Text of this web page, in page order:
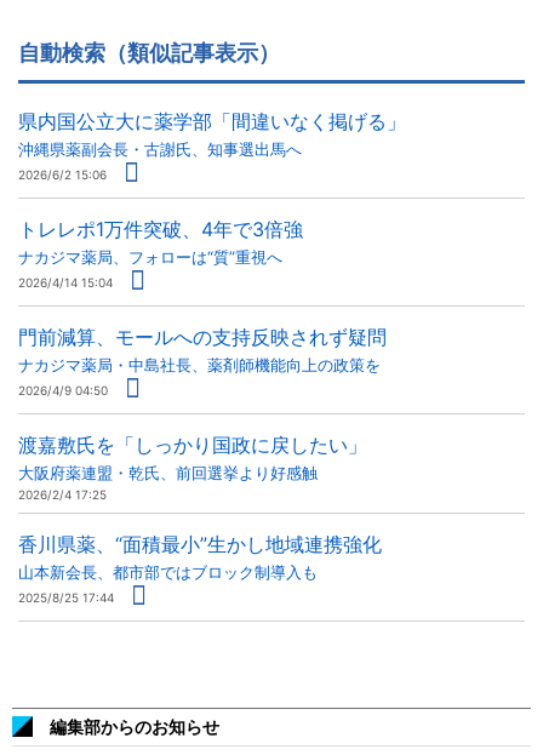
自動検索（類似記事表示）
県内国公立大に薬学部「間違いなく掲げる」
沖縄県薬副会長・古謝氏、知事選出馬へ
2026/6/2 15:06
トレレポ1万件突破、4年で3倍強
ナカジマ薬局、フォローは“質”重視へ
2026/4/14 15:04
門前減算、モールへの支持反映されず疑問
ナカジマ薬局・中島社長、薬剤師機能向上の政策を
2026/4/9 04:50
渡嘉敷氏を「しっかり国政に戻したい」
大阪府薬連盟・乾氏、前回選挙より好感触
2026/2/4 17:25
香川県薬、“面積最小”生かし地域連携強化
山本新会長、都市部ではブロック制導入も
2025/8/25 17:44
編集部からのお知らせ